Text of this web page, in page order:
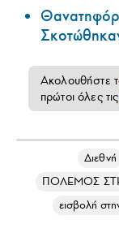
Ακολουθήστε
πρώτοι όλες τις
Διεθνή
ΠΟΛΕΜΟΣ
εισβολή